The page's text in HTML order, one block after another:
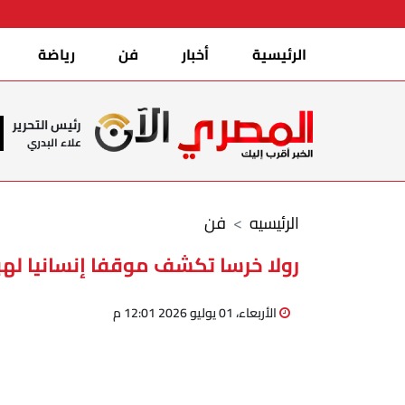
الرئيسية أخبار فن رياضة
رئيس التحرير
علاء البدري
فن الرئيسيه
رولا خرسا تكشف موقفا
الأربعاء، 01 يوليو 2026 12:01 م